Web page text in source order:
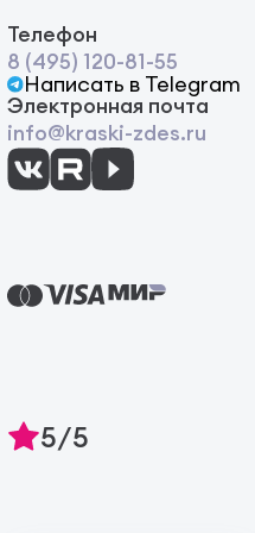
Телефон
8 (495) 120-81-55
Написать в Telegram
Электронная почта
info@kraski-zdes.ru
5/5